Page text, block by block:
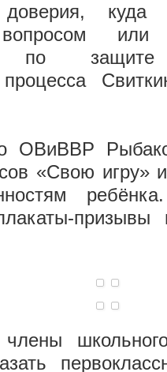
доверия,
или
по
процесса
ОВиВВР
«Свою игру»
плакаты-